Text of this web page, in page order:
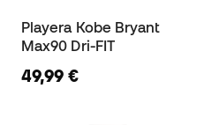
Playera Kobe Bryant
Max90 Dri-FIT
49,99 €